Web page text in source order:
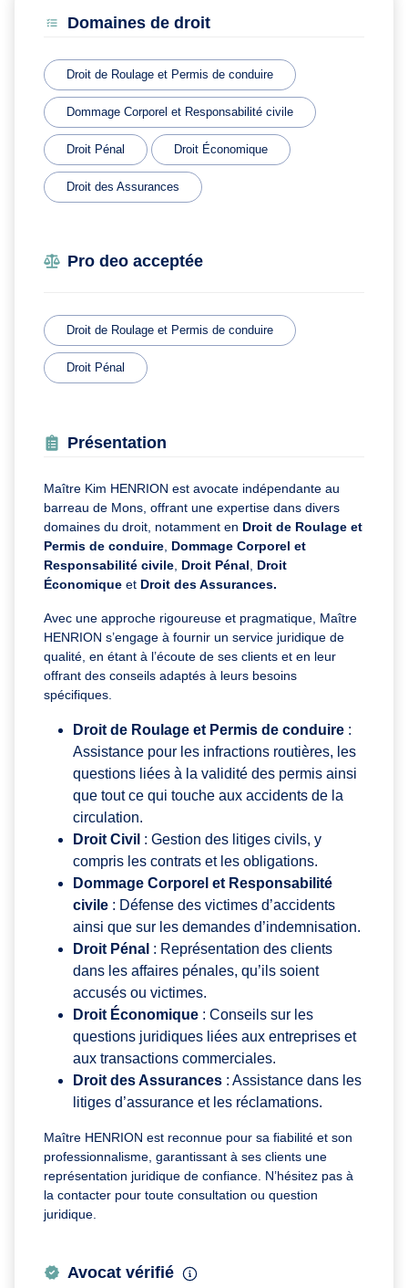
Domaines de droit
Droit de Roulage et Permis de conduire
Dommage Corporel et Responsabilité civile
Droit Pénal Droit Économique
Droit des Assurances
Pro deo acceptée
Droit de Roulage et Permis de conduire
Droit Pénal
Présentation
Maître Kim HENRION est avocate indépendante au
barreau de Mons, offrant une expertise dans divers
domaines du droit, notamment en Droit de Roulage et
Permis de conduire Dommage Corporel et
Responsabilité civile Droit Pénal
Droit
Économique et Droit des Assurances.
Avec une approche rigoureuse et pragmatique, Maître
HENRION s’engage à fournir un service juridique de
qualité, en étant à l’écoute de ses clients et en leur
offrant des conseils adaptés à leurs besoins
spécifiques.
Droit de Roulage et Permis de conduire :
Assistance pour les infractions routières, les
questions liées à la validité des permis ainsi
que tout ce qui touche aux accidents de la
circulation.
Droit Civil : Gestion des litiges civils, y
compris les contrats et les obligations.
Dommage Corporel et Responsabilité
civile : Défense des victimes d’accidents
ainsi que sur les demandes d’indemnisation.
Droit Pénal : Représentation des clients
dans les affaires pénales, qu’ils soient
accusés ou victimes.
Droit Économique : Conseils sur les
questions juridiques liées aux entreprises et
aux transactions commerciales.
Droit des Assurances : Assistance dans les
litiges d’assurance et les réclamations.
Maître HENRION est reconnue pour sa fiabilité et son
professionnalisme, garantissant à ses clients une
représentation juridique de confiance. N’hésitez pas à
la contacter pour toute consultation ou question
juridique.
Avocat vérifié